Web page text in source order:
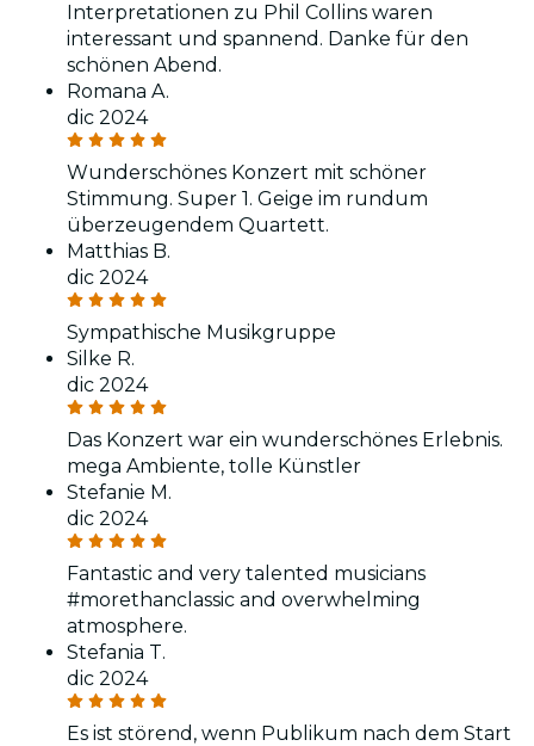
Interpretationen zu Phil Collins waren
interessant und spannend. Danke für den
schönen Abend.
Romana A.
dic 2024
Wunderschönes Konzert mit schöner
Stimmung. Super 1. Geige im rundum
überzeugendem Quartett.
Matthias B.
dic 2024
Sympathische Musikgruppe
Silke R.
dic 2024
Das Konzert war ein wunderschönes Erlebnis.
mega Ambiente, tolle Künstler
Stefanie M.
dic 2024
Fantastic and very talented musicians
#morethanclassic and overwhelming
atmosphere.
Stefania T.
dic 2024
Es ist störend, wenn Publikum nach dem Start